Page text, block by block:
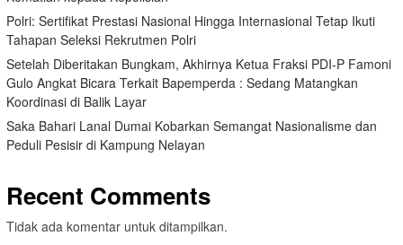
Polri: Sertifikat Prestasi Nasional Hingga Internasional Tetap Ikuti
Tahapan Seleksi Rekrutmen Polri
Setelah Diberitakan Bungkam, Akhirnya Ketua Fraksi PDI-P Famoni
Gulo Angkat Bicara Terkait Bapemperda : Sedang Matangkan
Koordinasi di Balik Layar
Saka Bahari Lanal Dumai Kobarkan Semangat Nasionalisme dan
Peduli Pesisir di Kampung Nelayan
Recent Comments
Tidak ada komentar untuk ditampilkan.